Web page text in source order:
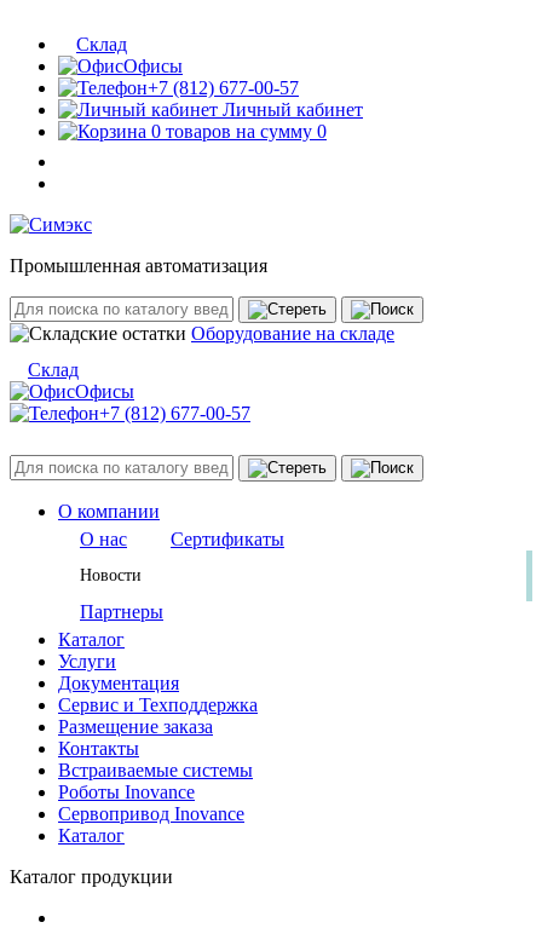
Склад
Офисы
+7 (812) 677-00-57
Личный кабинет
0 товаров на сумму 0
Промышленная автоматизация
Оборудование на складе
Склад
Офисы
+7 (812) 677-00-57
О компании
О нас
Сертификаты
Новости
Партнеры
Каталог
Услуги
Документация
Сервис и Техподдержка
Размещение заказа
Контакты
Встраиваемые системы
Роботы Inovance
Сервопривод Inovance
Каталог
Каталог продукции